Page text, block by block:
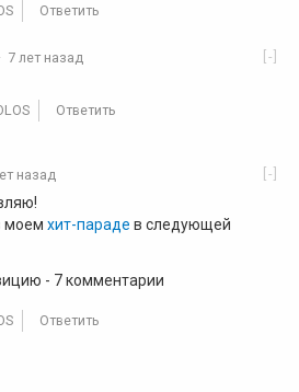
Ответить
[-]
7 лет назад
Ответить
[-]
назад
моем хит-параде в следующей
- 7 комментарии
Ответить